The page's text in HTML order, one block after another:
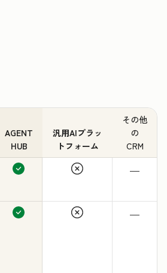
AGENT
HUB
汎用AIプラッ
トフォーム
その他
の
CRM
—
—